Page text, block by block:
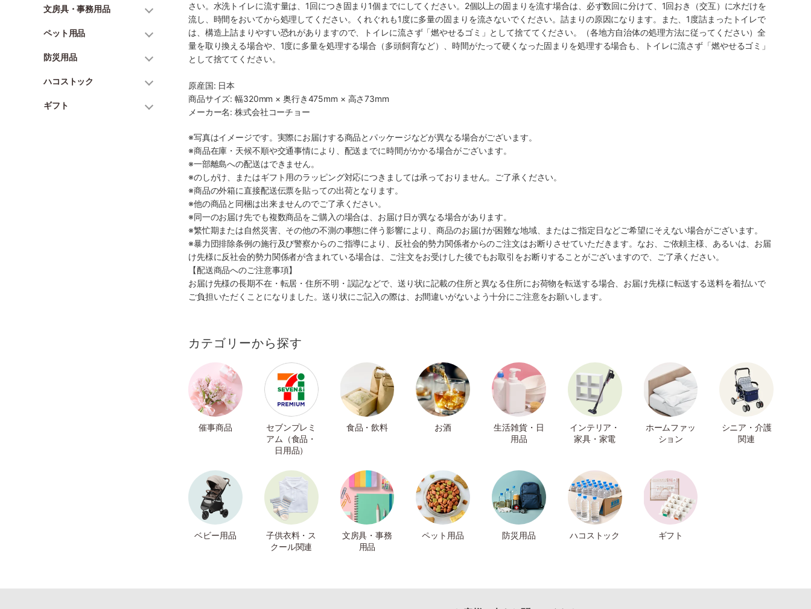
文房具・事務用品
ペット用品
防災用品
ハコストック
ギフト
さい。水洗トイレに流す量は、1回につき固まり1個までにしてください。2個以上の固まりを流す場合は、必ず数回に分けて、1回おき（交互）に水だけを
流し、時間をおいてから処理してください。くれぐれも1度に多量の固まりを流さないでください。詰まりの原因になります。また、1度詰まったトイレで
は、構造上詰まりやすい恐れがありますので、トイレに流さず「燃やせるゴミ」として捨ててください。（各地方自治体の処理方法に従ってください）全
量を取り換える場合や、1度に多量を処理する場合（多頭飼育など）、時間がたって硬くなった固まりを処理する場合も、トイレに流さず「燃やせるゴミ」
として捨ててください。
原産国: 日本
商品サイズ: 幅320mm × 奥行き475mm × 高さ73mm
メーカー名: 株式会社コーチョー
※写真はイメージです。実際にお届けする商品とパッケージなどが異なる場合がございます。
※商品在庫・天候不順や交通事情により、配送までに時間がかかる場合がございます。
※一部離島への配送はできません。
※のしがけ、またはギフト用のラッピング対応につきましては承っておりません。ご了承ください。
※商品の外箱に直接配送伝票を貼っての出荷となります。
※他の商品と同梱は出来ませんのでご了承ください。
※同一のお届け先でも複数商品をご購入の場合は、お届け日が異なる場合があります。
※繁忙期または自然災害、その他の不測の事態に伴う影響により、商品のお届けが困難な地域、またはご指定日などご希望にそえない場合がございます。
※暴力団排除条例の施行及び警察からのご指導により、反社会的勢力関係者からのご注文はお断りさせていただきます。なお、ご依頼主様、あるいは、お届
け先様に反社会的勢力関係者が含まれている場合は、ご注文をお受けした後でもお取引をお断りすることがございますので、ご了承ください。
【配送商品へのご注意事項】
お届け先様の長期不在・転居・住所不明・誤記などで、送り状に記載の住所と異なる住所にお荷物を転送する場合、お届け先様に転送する送料を着払いで
ご負担いただくことになりました。送り状にご記入の際は、お間違いがないよう十分にご注意をお願いします。
カテゴリーから探す
催事商品
セブンプレミ
アム（食品・
日用品）
食品・飲料 お酒
生活雑貨・日
用品
インテリア・
家具・家電
ホームファッ
ション
シニア・介護
関連
ベビー用品
子供衣料・ス
クール関連
文房具・事務
用品
ペット用品 防災用品 ハコストック ギフト